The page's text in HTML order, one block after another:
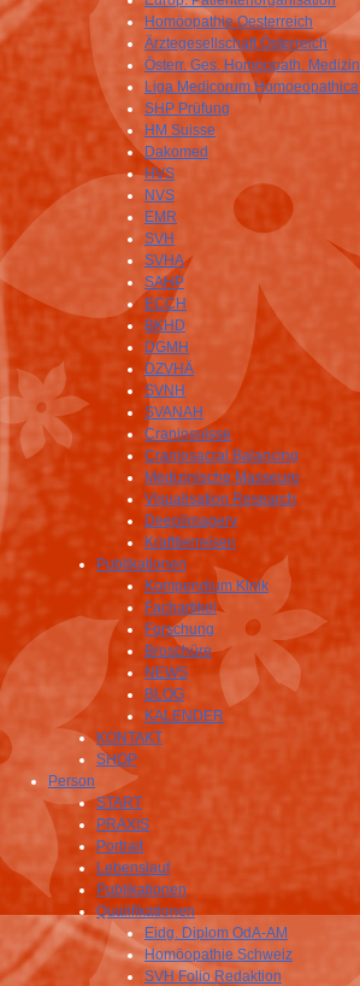
Homöopathie Oesterreich
Ärztegesellschaft Österreich
Österr. Ges. Homöopath. Medizin
Liga Medicorum Homoeopathica
SHP Prüfung
HM Suisse
Dakomed
HVS
NVS
EMR
SVH
SVHA
SAHP
ECCH
BKHD
DGMH
DZVHÄ
SVNH
SVANAH
Craniosuisse
Craniosacral Balancing
Medizinische Masseure
Visualisation Research
Deeplimagery
Krafttierreisen
Publikationen
Kompendium Klnik
Fachartikel
Forschung
Broschüre
NEWS
BLOG
KALENDER
KONTAKT
SHOP
Person
START
PRAXIS
Portrait
Lebenslauf
Publikationen
Qualifikationen
Eidg. Diplom OdA-AM
Homöopathie Schweiz
SVH Folio Redaktion